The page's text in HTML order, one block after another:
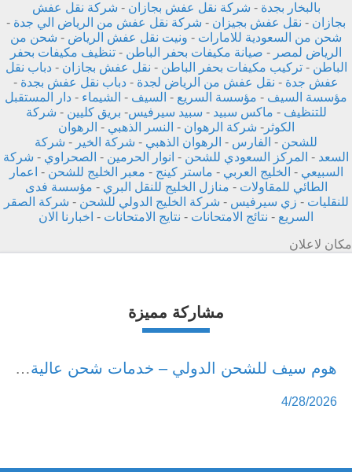
بالبخار بجدة - شركة نقل عفش بجازان - شركة نقل عفش
بجازان - نقل عفش بجيزان - شركة نقل عفش من الرياض الي جدة -
شحن من السعودية للامارات - ونيت نقل عفش الرياض - شحن من
الرياض لمصر - صيانة مكيفات بحفر الباطن - تنظيف مكيفات بحفر
الباطن -تركيب مكيفات بحفر الباطن - نقل عفش بجازان -دباب نقل
عفش جدة - نقل عفش من الرياض لجدة - دباب نقل عفش بجدة -
مؤسسة السيف - مؤسسة السريع - السيف - الشيماء - دار المستقبل
للتنظيف - ماكس سبيد - سبيد سيرفيس- بريق كليين - شركة
الكوثر- شركة الرهوان - النسر الذهبي - الرهوان
للشحن - الفارس - الرهوان الذهبي - شركة الخير - شركة
السعد - المركز السعودي للشحن - انوار الحرمين - الصحراوي - شركة
السبيعي - الخليج العربي - ماستر كينج - معبر الخليج للشحن - اعمار
الطائي للمقاولات - منازل الخليج للنقل البري - مؤسسة فدى
للنقليات - زي سيرفيس - شركة الخليج الدولي للشحن - شركة الصقر
السريع - نتائج الامتحانات - نتايج الامتحانات - اخبارنا الان
مكان لاعلان
مشاركة مميزة
هوم سيف للشحن الدولي – خدمات شحن عالية الجودة بأسعار مناسبة - home-safe.me
4/28/2026